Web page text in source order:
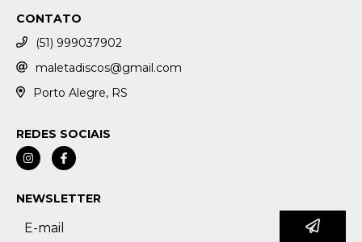
CONTATO
(51) 999037902
maletadiscos@gmail.com
Porto Alegre, RS
REDES SOCIAIS
NEWSLETTER